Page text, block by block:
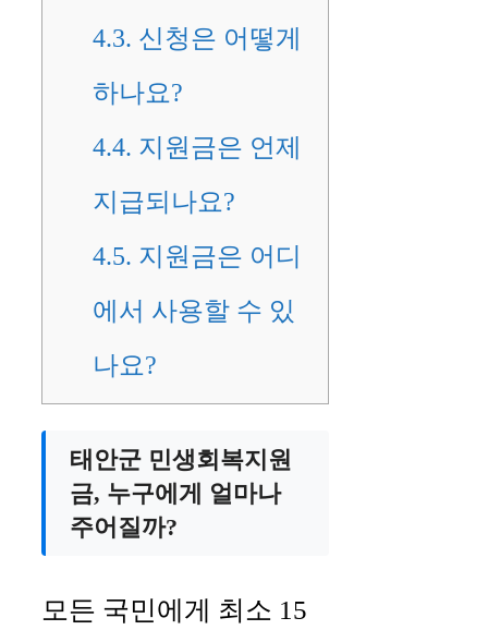
4.3. 신청은 어떻게
하나요?
4.4. 지원금은 언제
지급되나요?
4.5. 지원금은 어디
에서 사용할 수 있
나요?
태안군 민생회복지원
금, 누구에게 얼마나
주어질까?
모든 국민에게 최소 15